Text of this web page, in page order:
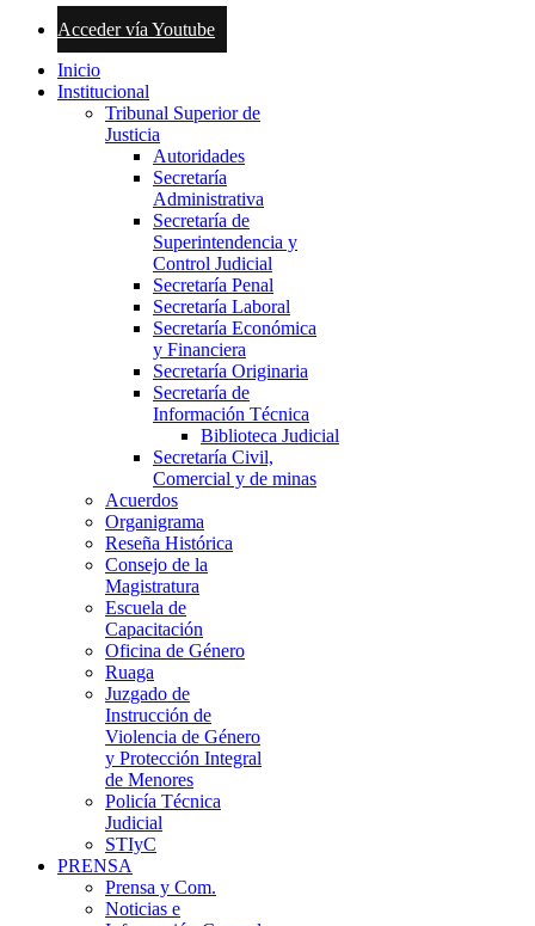
Acceder vía Youtube
Inicio
Institucional
Tribunal Superior de
Justicia
Autoridades
Secretaría
Administrativa
Secretaría de
Superintendencia y
Control Judicial
Secretaría Penal
Secretaría Laboral
Secretaría Económica
y Financiera
Secretaría Originaria
Secretaría de
Información Técnica
Biblioteca Judicial
Secretaría Civil,
Comercial y de minas
Acuerdos
Organigrama
Reseña Histórica
Consejo de la
Magistratura
Escuela de
Capacitación
Oficina de Género
Ruaga
Juzgado de
Instrucción de
Violencia de Género
y Protección Integral
de Menores
Policía Técnica
Judicial
STIyC
PRENSA
Prensa y Com.
Noticias e